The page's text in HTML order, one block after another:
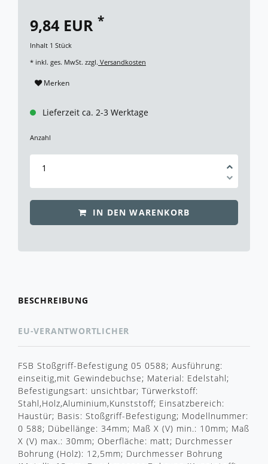
9,84 EUR *
Inhalt 1 Stück
* inkl. ges. MwSt. zzgl. Versandkosten
Merken
Lieferzeit ca. 2-3 Werktage
Anzahl
IN DEN WARENKORB
BESCHREIBUNG
EU-VERANTWORTLICHER
FSB Stoßgriff-Befestigung 05 0588; Ausführung:
einseitig,mit Gewindebuchse; Material: Edelstahl;
Befestigungsart: unsichtbar; Türwerkstoff:
Stahl,Holz,Aluminium,Kunststoff; Einsatzbereich:
Haustür; Basis: Stoßgriff-Befestigung; Modellnummer:
0 588; Dübellänge: 34mm; Maß X (V) min.: 10mm; Maß
X (V) max.: 30mm; Oberfläche: matt; Durchmesser
Bohrung (Holz): 12,5mm; Durchmesser Bohrung